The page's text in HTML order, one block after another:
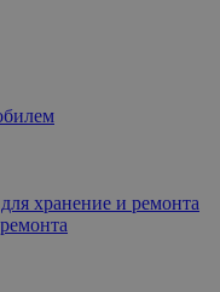
хранение и ремонта